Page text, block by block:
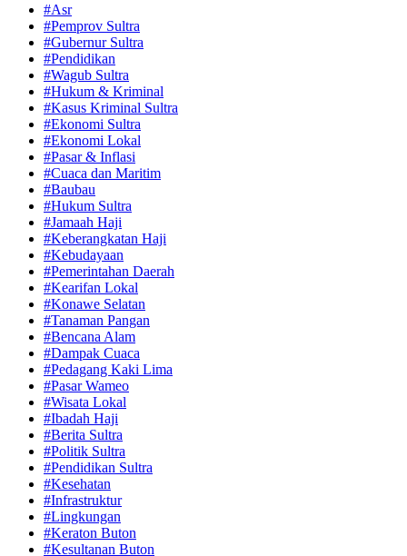
#Asr
#Pemprov Sultra
#Gubernur Sultra
#Pendidikan
#Wagub Sultra
#Hukum & Kriminal
#Kasus Kriminal Sultra
#Ekonomi Sultra
#Ekonomi Lokal
#Pasar & Inflasi
#Cuaca dan Maritim
#Baubau
#Hukum Sultra
#Jamaah Haji
#Keberangkatan Haji
#Kebudayaan
#Pemerintahan Daerah
#Kearifan Lokal
#Konawe Selatan
#Tanaman Pangan
#Bencana Alam
#Dampak Cuaca
#Pedagang Kaki Lima
#Pasar Wameo
#Wisata Lokal
#Ibadah Haji
#Berita Sultra
#Politik Sultra
#Pendidikan Sultra
#Kesehatan
#Infrastruktur
#Lingkungan
#Keraton Buton
#Kesultanan Buton